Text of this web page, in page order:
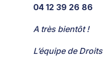
04 12 39 26 86
A très bientôt !
L’équipe de